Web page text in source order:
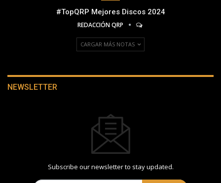
#TopQRP Mejores Discos 2024
REDACCIÓN QRP
CARGAR MÁS NOTAS
NEWSLETTER
Subscribe our newsletter to stay updated.